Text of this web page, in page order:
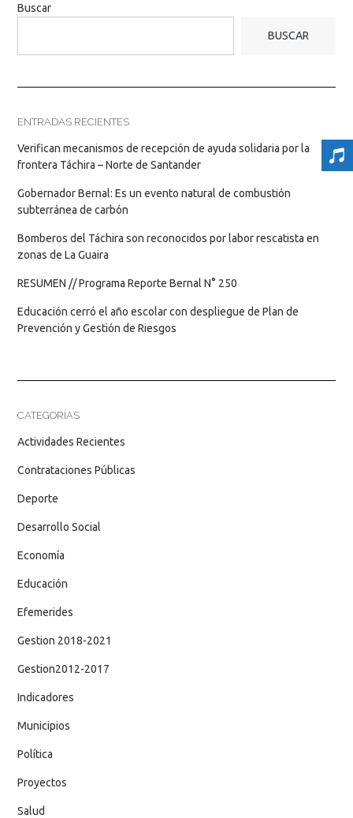
Buscar
BUSCAR
ENTRADAS RECIENTES
Verifican mecanismos de recepción de ayuda solidaria por la
frontera Táchira – Norte de Santander
Gobernador Bernal: Es un evento natural de combustión
subterránea de carbón
Bomberos del Táchira son reconocidos por labor rescatista en
zonas de La Guaira
RESUMEN // Programa Reporte Bernal N° 250
Educación cerró el año escolar con despliegue de Plan de
Prevención y Gestión de Riesgos
CATEGORÍAS
Actividades Recientes
Contrataciones Públicas
Deporte
Desarrollo Social
Economía
Educación
Efemerides
Gestion 2018-2021
Gestion2012-2017
Indicadores
Municipios
Política
Proyectos
Salud